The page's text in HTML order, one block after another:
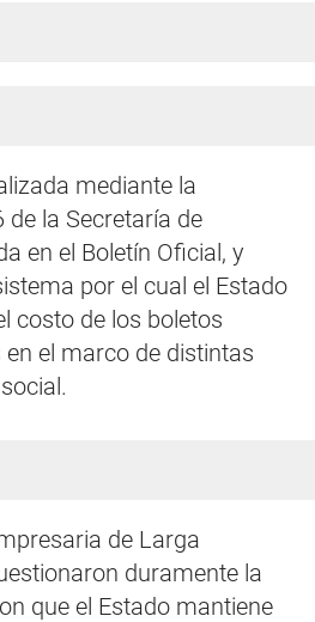
mediante la
la Secretaría de
en el Boletín Oficial, y
por el cual el Estado
costo de los boletos
el marco de distintas
de Larga
duramente la
que el Estado mantiene